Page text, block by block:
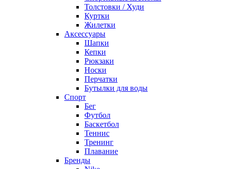
Толстовки / Худи
Куртки
Жилетки
Аксессуары
Шапки
Кепки
Рюкзаки
Носки
Перчатки
Бутылки для воды
Спорт
Бег
Футбол
Баскетбол
Теннис
Тренинг
Плавание
Бренды